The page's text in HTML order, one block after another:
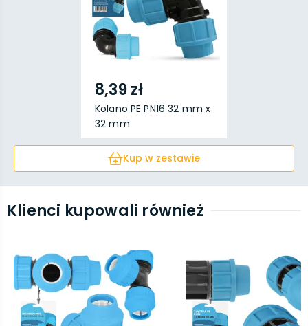
8,39 zł
Kolano PE PN16 32 mm x
32 mm
Kup w zestawie
Klienci kupowali również